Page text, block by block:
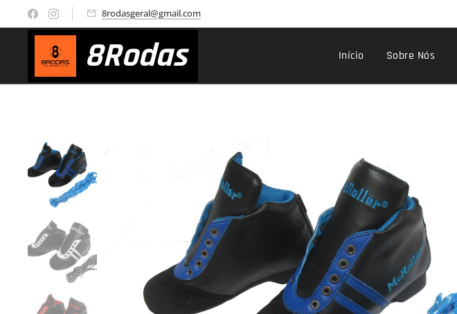
8rodasgeral@gmail.com
8Rodas Início Sobre Nós